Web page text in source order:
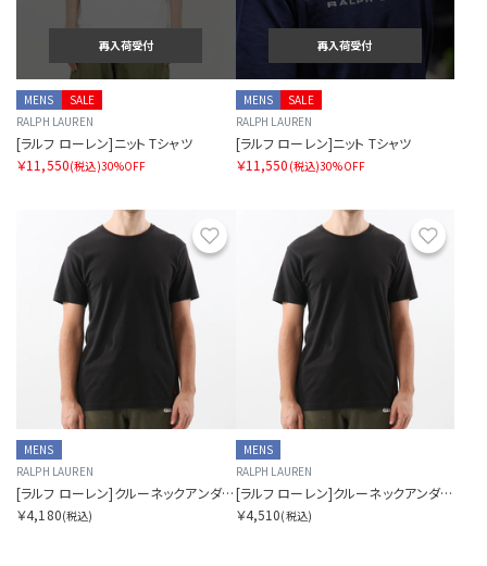
再入荷受付
SALE
MENS
RALPH LAUREN
[ラルフ ローレン]ニット Tシャツ
￥11,550(税込)30%OFF
再入荷受付
SALE
MENS
RALPH LAUREN
[ラルフ ローレン]ニット Tシャツ
￥11,550 (税込)30%OFF
お気に入り
MENS
RALPH LAUREN
[ラルフ ローレン]クルーネックアンダーシャツ
￥4,180(税込)
MENS
RALPH LAUREN
[ラルフ ローレン]クルーネックアンダーシャツ
￥4,510(税込)